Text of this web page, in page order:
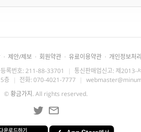
· 제안/제보 · 회원약관 · 유료이용약관 · 개인정보처
록번호: 211-88-33701 | 통신판매업신고: 제2013-
층 | 전화: 070-4021-7777 |
©황금가지 . All rights reserved.